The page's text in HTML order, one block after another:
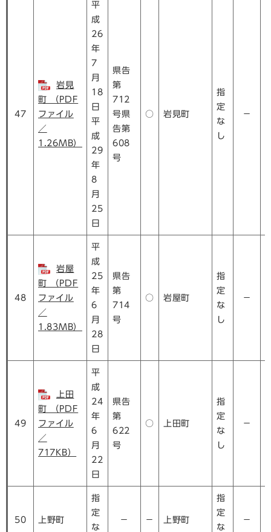
47
岩見
町 （PDF
ファイル
／
1.26MB）
平
成
26
年
7
月
18
日
平
成
29
年
8
月
25
日
県告
第
712
号県
告第
608
号
○ 岩見町
指
定
な
し
－
48
岩屋
町 （PDF
ファイル
／
1.83MB）
平
成
25
年
6
月
28
日
県告
第
714
号
○ 岩屋町
指
定
な
し
－
49
上田
町 （PDF
ファイル
／
717KB）
平
成
24
年
6
月
22
日
県告
第
622
号
○ 上田町
指
定
な
し
－
50 上野町
指
定
な
－ － 上野町
指
定
な
－